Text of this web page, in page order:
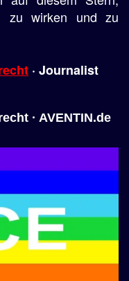
zu wirken und zu
· Journalist
· AVENTIN.de